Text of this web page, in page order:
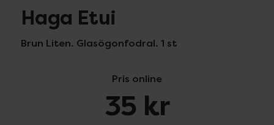
Haga Etui
Brun Liten. Glasögonfodral. 1 st
Pris online
35 kr